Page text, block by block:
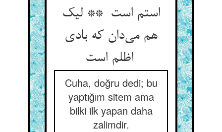
استم است ** لیک
هم می‌دان که بادی
اظلم است
Cuha, doğru dedi; bu
yaptığım sitem ama
bilki ilk yapan daha
zalimdir.